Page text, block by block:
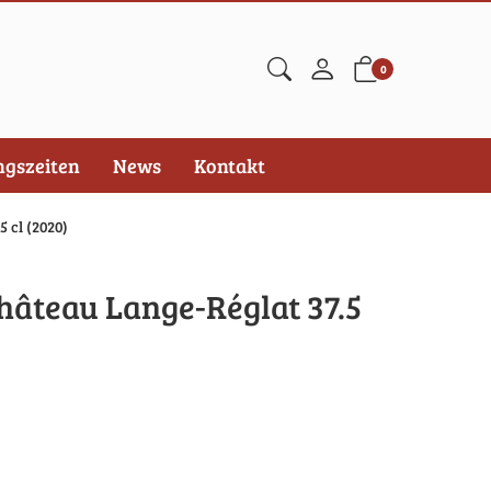
0
News Kontakt
cl (2020)
Lange-Réglat 37.5